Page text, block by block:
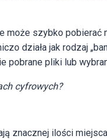
szybko pobierać
działa jak rodzaj
pobrane pliki lub
cyfrowych?
znacznej ilości